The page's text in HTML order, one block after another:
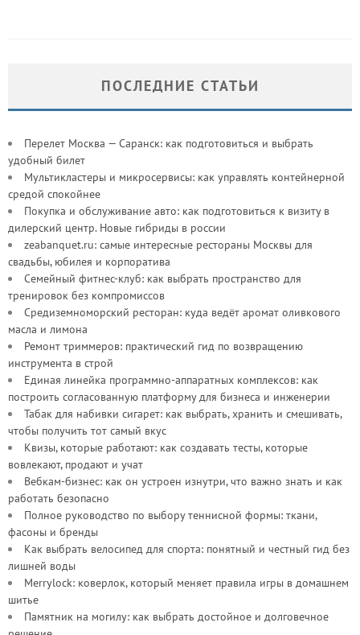
ПОСЛЕДНИЕ СТАТЬИ
Перелет Москва — Саранск: как подготовиться и выбрать
удобный билет
Мультикластеры и микросервисы: как управлять контейнерной
средой спокойнее
Покупка и обслуживание авто: как подготовиться к визиту в
дилерский центр. Новые гибриды в россии
zeabanquet.ru: самые интересные рестораны Москвы для
свадьбы, юбилея и корпоратива
Семейный фитнес-клуб: как выбрать пространство для
тренировок без компромиссов
Средиземноморский ресторан: куда ведёт аромат оливкового
масла и лимона
Ремонт триммеров: практический гид по возвращению
инструмента в строй
Единая линейка программно-аппаратных комплексов: как
построить согласованную платформу для бизнеса и инженерии
Табак для набивки сигарет: как выбрать, хранить и смешивать,
чтобы получить тот самый вкус
Квизы, которые работают: как создавать тесты, которые
вовлекают, продают и учат
Вебкам-бизнес: как он устроен изнутри, что важно знать и как
работать безопасно
Полное руководство по выбору теннисной формы: ткани,
фасоны и бренды
Как выбрать велосипед для спорта: понятный и честный гид без
лишней воды
Merrylock: коверлок, который меняет правила игры в домашнем
шитье
Памятник на могилу: как выбрать достойное и долговечное